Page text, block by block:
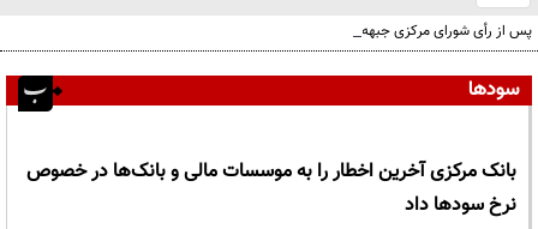
و
پس از رأی شورای مرکزی جبهه ایران اسلامی؛ اعضای حقیقی و حقوقی دفتر سیاسی مشخص
شدند
سودها
بانک مرکزی آخرین اخطار را به موسسات مالی و بانک‌ها در خصوص
نرخ سودها داد